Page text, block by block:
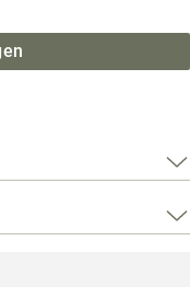
Alle